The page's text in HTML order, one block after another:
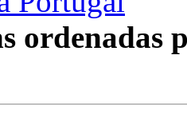
ordenadas